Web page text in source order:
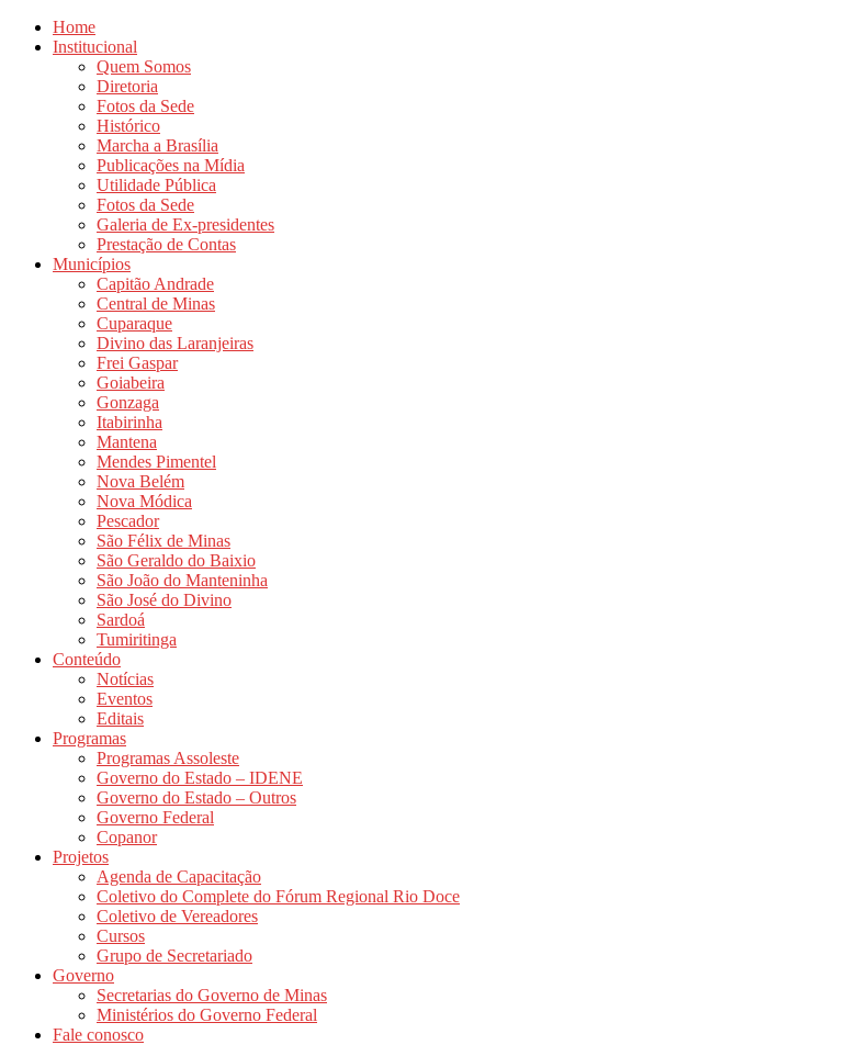
Home
Institucional
Quem Somos
Diretoria
Fotos da Sede
Histórico
Marcha a Brasília
Publicações na Mídia
Utilidade Pública
Fotos da Sede
Galeria de Ex-presidentes
Prestação de Contas
Municípios
Capitão Andrade
Central de Minas
Cuparaque
Divino das Laranjeiras
Frei Gaspar
Goiabeira
Gonzaga
Itabirinha
Mantena
Mendes Pimentel
Nova Belém
Nova Módica
Pescador
São Félix de Minas
São Geraldo do Baixio
São João do Manteninha
São José do Divino
Sardoá
Tumiritinga
Conteúdo
Notícias
Eventos
Editais
Programas
Programas Assoleste
Governo do Estado – IDENE
Governo do Estado – Outros
Governo Federal
Copanor
Projetos
Agenda de Capacitação
Coletivo do Complete do Fórum Regional Rio Doce
Coletivo de Vereadores
Cursos
Grupo de Secretariado
Governo
Secretarias do Governo de Minas
Ministérios do Governo Federal
Fale conosco